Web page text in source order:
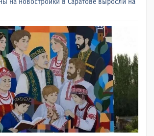
на новостройки в Саратове выросли на